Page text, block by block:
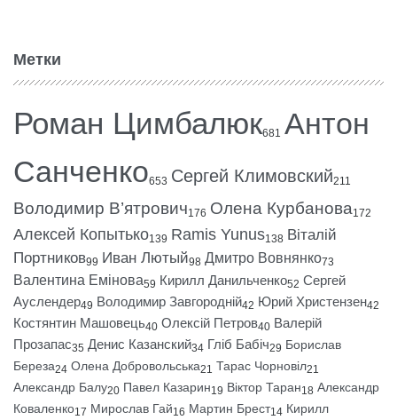
Метки
Роман Цимбалюк681 Антон
Санченко653 Сергей Климовский211
Володимир В’ятрович176 Олена Курбанова172
Алексей Копытько139 Ramis Yunus138 Віталій
Портников99 Иван Лютый98 Дмитро Вовнянко73
Валентина Емінова59 Кирилл Данильченко52 Сергей
Ауслендер49 Володимир Завгородній42 Юрий Христензен42
Костянтин Машовець40 Олексій Петров40 Валерій
Прозапас35 Денис Казанский34 Гліб Бабіч29 Борислав
Береза24 Олена Добровольська21 Тарас Чорновіл21
Александр Балу20 Павел Казарин19 Віктор Таран18 Александр
Коваленко17 Мирослав Гай16 Мартин Брест14 Кирилл